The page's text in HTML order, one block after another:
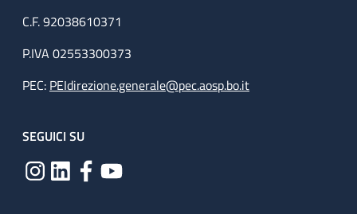
C.F. 92038610371
P.IVA 02553300373
PEC: PEIdirezione.generale@pec.aosp.bo.it
SEGUICI SU